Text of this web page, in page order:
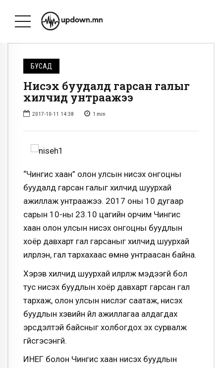
БУСАД
Нисэх буудалд гарсан галыг
хилчид унтраажээ
2017-10-11 14:38 1 min
“Чингис хаан” олон улсын нисэх онгоцны
буудалд гарсан галыг хилчид шуурхай
ажиллаж унтраажээ. 2017 оны 10 дугаар
сарын 10-ны 23.10 цагийн орчим Чингис
хаан олон улсын нисэх онгоцны буудлын
хоёр давхарт гал гарсаныг хилчид шуурхай
илрүүлэн, гал тархахаас өмнө унтраасан байна.
Хэрэв хилчид шуурхай илрүүлж мэдээгүй бол
тус нисэх буудлын хоёр давхарт гарсан гал
тархаж, олон улсын нислэг саатаж, нисэх
буудлын хэвийн үйл ажиллагаа алдагдах
эрсдэлтэй байсныг холбогдох эх сурвалж
үгүйсгэсэнгүй.
ИНЕГ болон Чингис хаан нисэх буудлын